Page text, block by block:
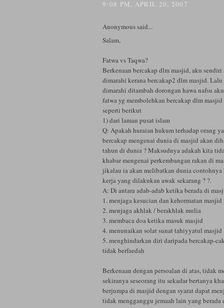
9:08 PM, APRIL 20, 2007
Anonymous said...
Salam,
Fatwa vs Taqwa?
Berkenaan bercakap dlm masjid, aku
dimarahi kerana bercakap2 dlm masjid. Lalu
dimarahi ditambah dorongan hawa nafsu
fatwa yg membolehkan bercakap dlm
seperti berikut
1) dari laman pusat islam
Q: Apakah huraian hukum terhadap orang
bercakap mengenai dunia di masjid akan
tahun di dunia ? Maksudnya adakah kita
khabar mengenai perkembangan rakan di
jikalau ia akan melibatkan dunia contohnya
kerja yang dilakukan awak sekarang ? ?.
A: Di antara adab-adab ketika berada di
1. menjaga kesucian dan kehormatan masjid
2. menjaga akhlak / berakhlak mulia
3. membaca doa ketika masuk masjid
4. menunaikan solat sunat tahiyyatul masjid
5. menghindarkan diri daripada bercakap-
tidak berfaedah
Berkenaan dengan persoalan di atas, tidak
sekiranya seseorang itu sekadar bertanya
berjumpa di masjid dengan syarat dapat
tidak mengganggu jemaah lain yang berada